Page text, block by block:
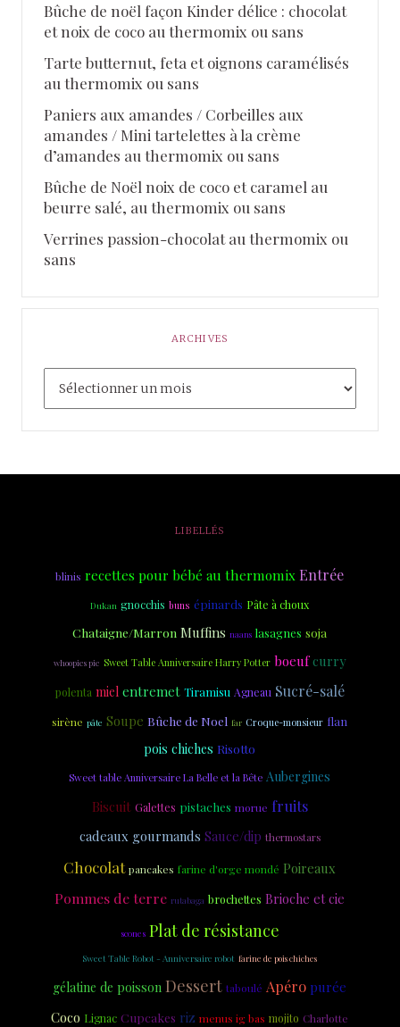
Bûche de noël façon Kinder délice : chocolat
et noix de coco au thermomix ou sans
Tarte butternut, feta et oignons caramélisés
au thermomix ou sans
Paniers aux amandes / Corbeilles aux
amandes / Mini tartelettes à la crème
d’amandes au thermomix ou sans
Bûche de Noël noix de coco et caramel au
beurre salé, au thermomix ou sans
Verrines passion-chocolat au thermomix ou
sans
ARCHIVES
LIBELLÉS
blinis recettes pour bébé au thermomix Entrée
Dukan gnocchis buns épinards Pâte à choux
Chataigne/Marron Muffins naans lasagnes soja
whoopies pie Sweet Table Anniversaire Harry Potter boeuf curry
polenta miel entremet Tiramisu Agneau Sucré-salé
sirène pâte Soupe Bûche de Noel far Croque-monsieur flan
pois chiches Risotto
Sweet table Anniversaire La Belle et la Bête Aubergines
Biscuit Galettes pistaches morue fruits
cadeaux gourmands Sauce/dip thermostars
Chocolat pancakes farine d'orge mondé Poireaux
Pommes de terre rutabaga brochettes Brioche et cie
scones Plat de résistance
Sweet Table Robot - Anniversaire robot farine de pois chiches
gélatine de poisson Dessert taboulé Apéro purée
Coco Lignac Cupcakes riz menus ig bas mojito Charlotte